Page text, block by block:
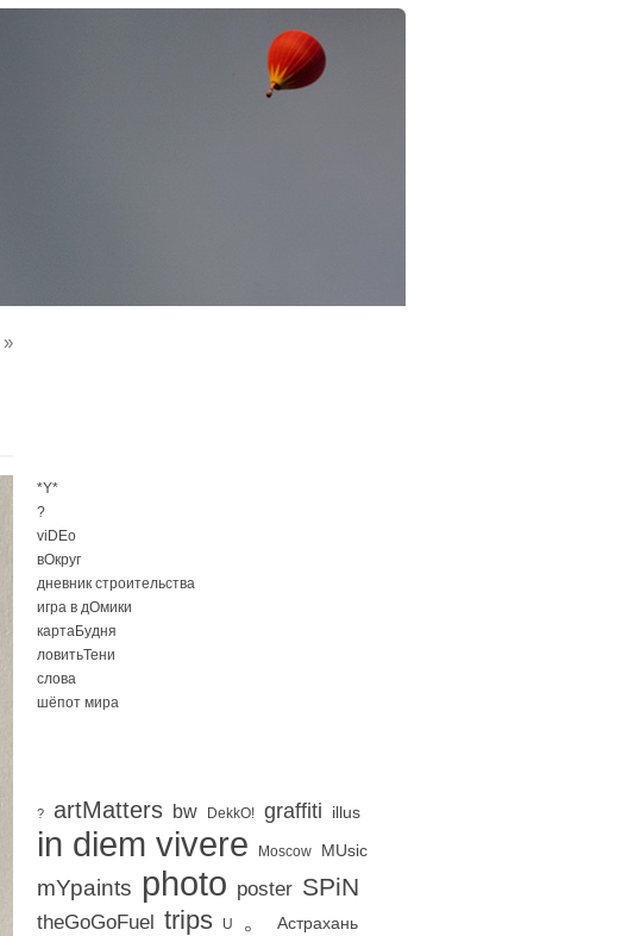
»
*Y*
?
viDEo
вОкруг
дневник строительства
игра в дОмики
картаБудня
ловитьТени
слова
шёпот мира
? artMatters bw DekkO! graffiti illus
in diem vivere Moscow MUsic
mYpaints photo poster SPiN
theGoGoFuel trips U 。 Астрахань